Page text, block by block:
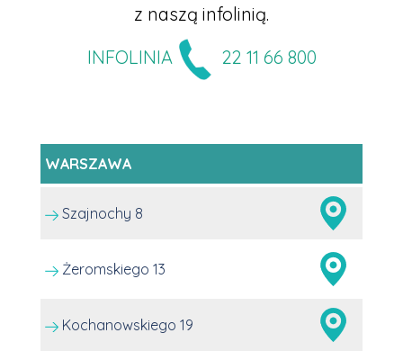
z naszą infolinią.
INFOLINIA
22 11 66 800
WARSZAWA
Szajnochy 8
Żeromskiego 13
Kochanowskiego 19